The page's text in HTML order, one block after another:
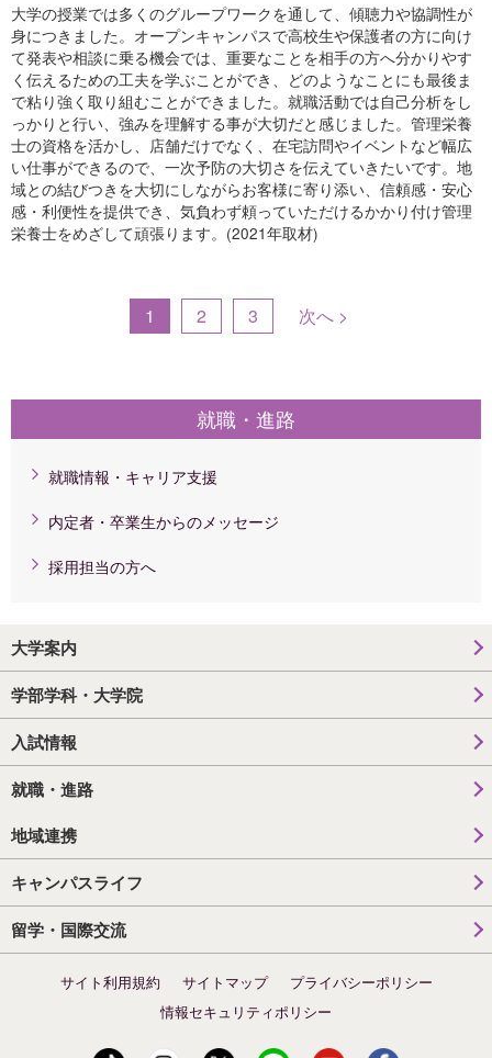
大学の授業では多くのグループワークを通して、傾聴力や協調性が
身につきました。オープンキャンパスで高校生や保護者の方に向け
て発表や相談に乗る機会では、重要なことを相手の方へ分かりやす
く伝えるための工夫を学ぶことができ、どのようなことにも最後ま
で粘り強く取り組むことができました。就職活動では自己分析をし
っかりと行い、強みを理解する事が大切だと感じました。管理栄養
士の資格を活かし、店舗だけでなく、在宅訪問やイベントなど幅広
い仕事ができるので、一次予防の大切さを伝えていきたいです。地
域との結びつきを大切にしながらお客様に寄り添い、信頼感・安心
感・利便性を提供でき、気負わず頼っていただけるかかり付け管理
栄養士をめざして頑張ります。(2021年取材)
1 2 3 次へ >
就職・進路
就職情報・キャリア支援
内定者・卒業生からのメッセージ
採用担当の方へ
大学案内
学部学科・大学院
入試情報
就職・進路
地域連携
キャンパスライフ
留学・国際交流
サイト利用規約 サイトマップ
プライバシーポリシー
情報セキュリティポリシー